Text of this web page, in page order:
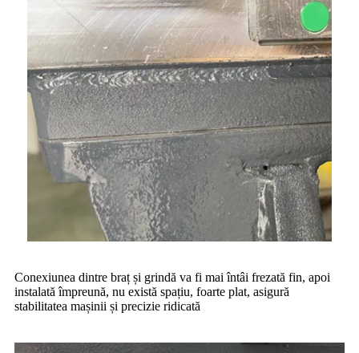
Conexiunea dintre braț și grindă va fi mai întâi frezată fin, apoi
instalată împreună, nu există spațiu, foarte plat, asigură
stabilitatea mașinii și precizie ridicată